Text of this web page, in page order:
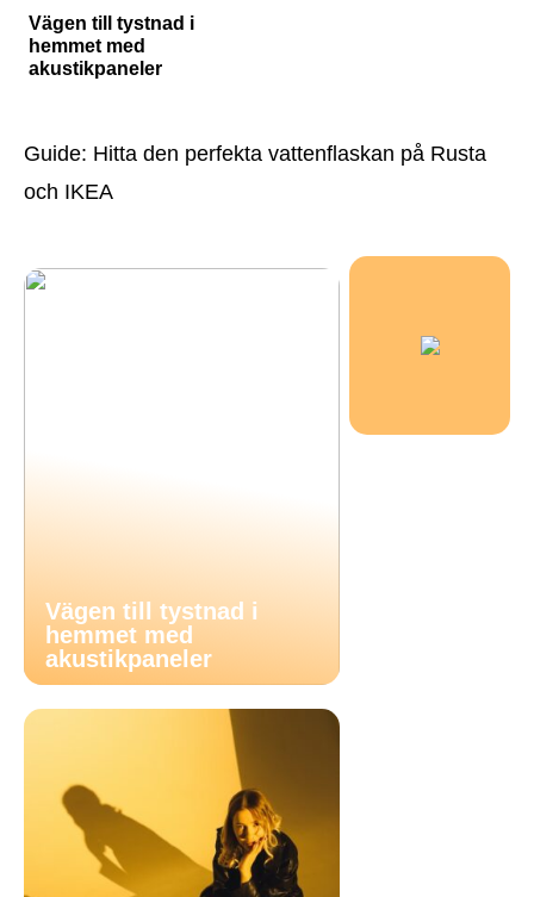
Vägen till tystnad i
hemmet med
akustikpaneler
Guide: Hitta den perfekta vattenflaskan på Rusta
och IKEA
Vägen till tystnad i
hemmet med
akustikpaneler